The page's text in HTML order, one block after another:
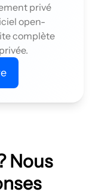
privé
open-
complète
Nous